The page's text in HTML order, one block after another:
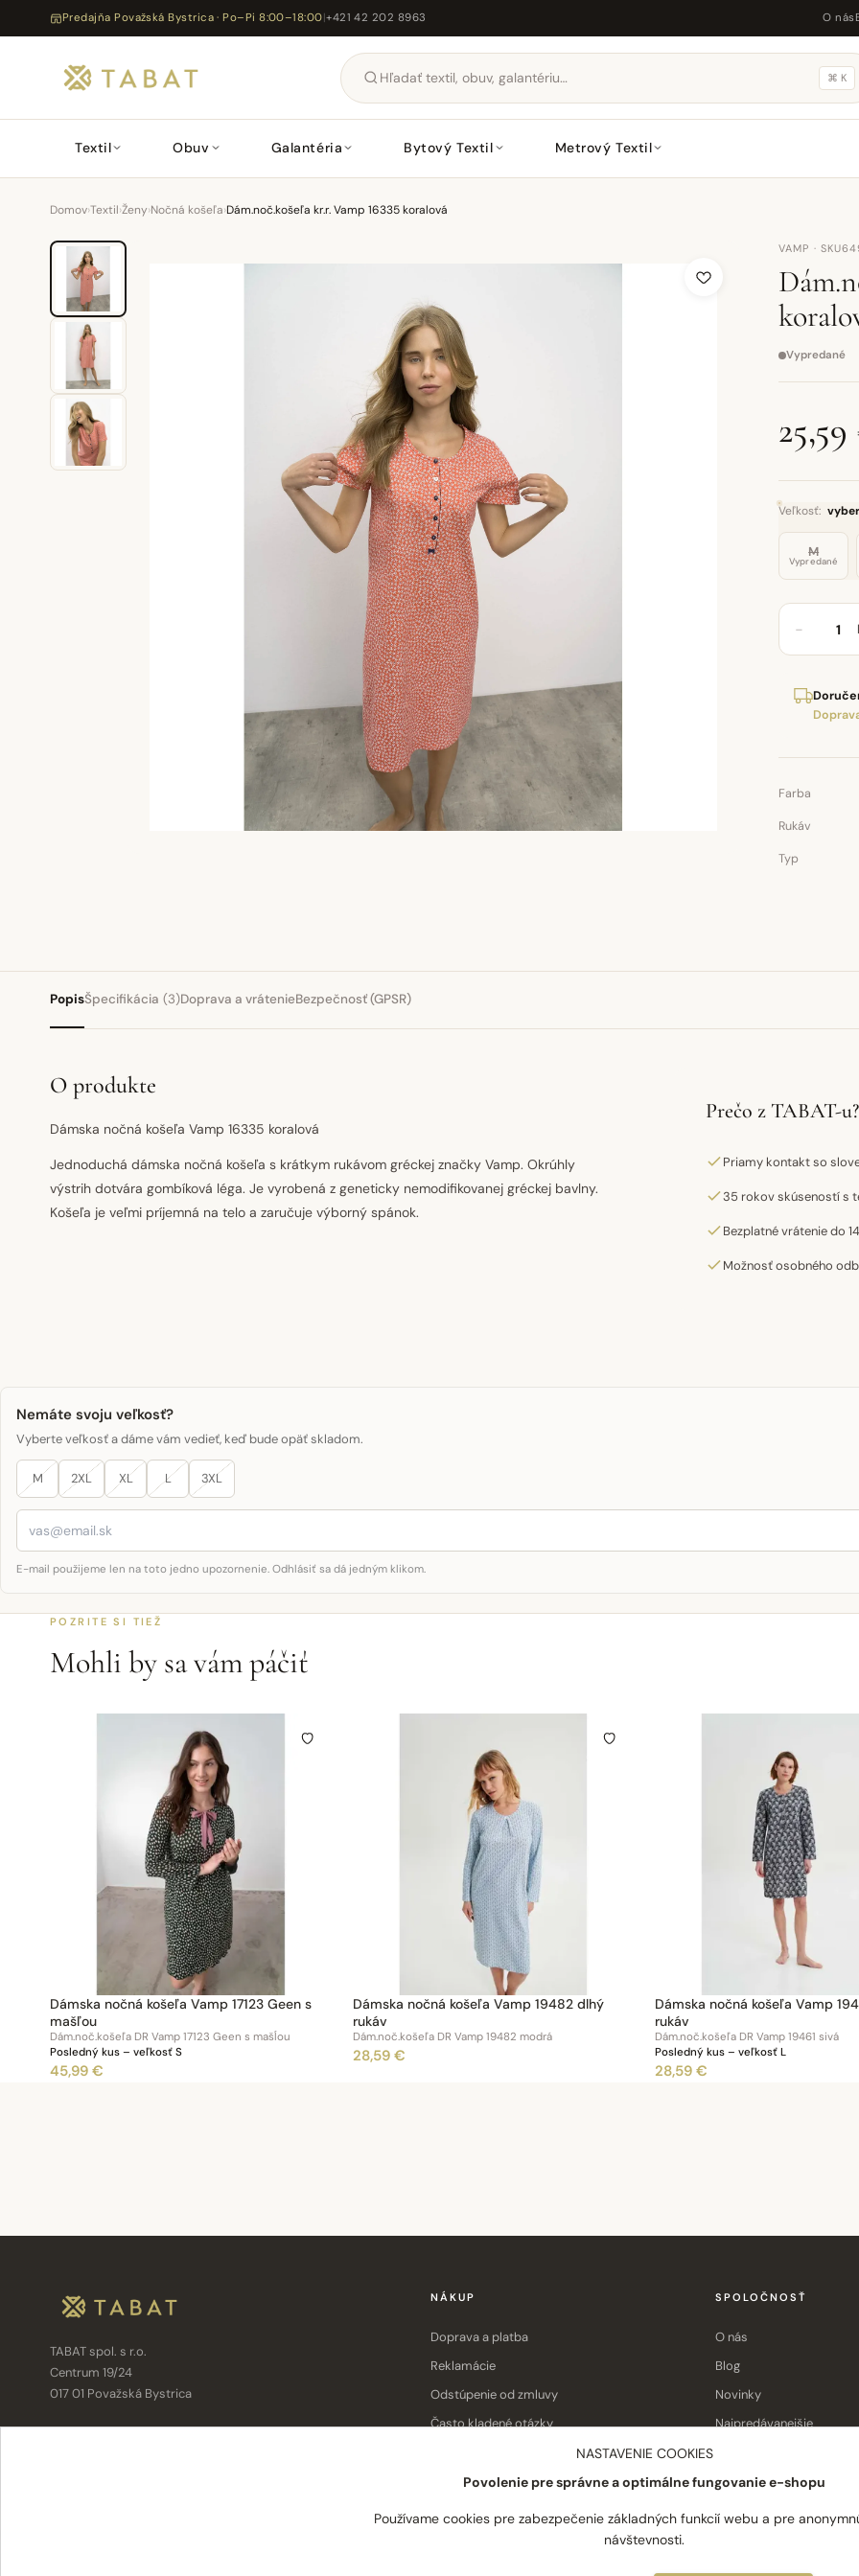
Predajňa Považská Bystrica · Po–Pi 8:00–18:00|+421 42 202 8963 O nás
⌘ K
Textil Obuv Galantéria Bytový Textil Metrový Textil
Domov›Textil›Ženy›Nočná košeľa›Dám.noč.košeľa kr.r. Vamp 16335 koralová
VAMP ·
Vypredané
Veľkosť:
M
Vypredané
−
Farba
Rukáv
Typ
PopisŠpecifikácia (3)Doprava a vrátenieBezpečnosť (GPSR)
O produkte
Dámska nočná košeľa Vamp 16335 koralová
Jednoduchá dámska nočná košeľa s krátkym rukávom gréckej značky Vamp. Okrúhly
výstrih dotvára gombíková léga. Je vyrobená z geneticky nemodifikovanej gréckej bavlny.
Košeľa je veľmi príjemná na telo a zaručuje výborný spánok.
Prečo z TABAT-u?
Priamy kontakt so
35 rokov skúseností s
Bezplatné vrátenie do
Možnosť osobného
Nemáte svoju veľkosť?
Vyberte veľkosť a dáme vám vedieť, keď bude opäť skladom.
M 2XL XL L 3XL
E-mail použijeme len na toto jedno upozornenie. Odhlásiť sa dá jedným klikom.
POZRITE SI TIEŽ
Mohli by sa vám páčiť
Dámska nočná košeľa Vamp 17123 Geen s
mašľou
Dám.noč.košeľa DR Vamp 17123 Geen s mašĺou
Posledný kus – veľkosť S
45,99 €
Dámska nočná košeľa Vamp 19482 dlhý
rukáv
Dám.noč.košeľa DR Vamp 19482 modrá
28,59 €
Dámska nočná košeľa Vamp
rukáv
Dám.noč.košeľa DR Vamp 19461 sivá
Posledný kus – veľkosť L
28,59 €
TABAT spol. s r.o.
Centrum 19/24
017 01 Považská Bystrica
NÁKUP
Doprava a platba
Reklamácie
Odstúpenie od zmluvy
Často kladené otázky
SPOLOČNOSŤ
O nás
Blog
Novinky
Najpredávanejšie
NASTAVENIE COOKIES
Povolenie pre správne a optimálne fungovanie e-shopu
Používame cookies pre zabezpečenie základných funkcií webu a pre
návštevnosti.